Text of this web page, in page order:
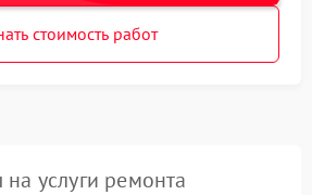
стоимость работ
услуги ремонта